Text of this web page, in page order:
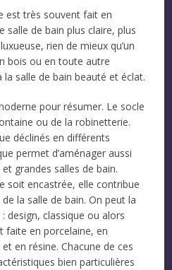
est très souvent fait en
salle de bain plus claire, plus
rien de mieux qu’un
bois ou en toute autre
salle de bain beauté et éclat.
pour résumer. Le socle
ou de la robinetterie.
déclinés en différents
permet d’aménager aussi
grandes salles de bain.
soit encastrée, elle contribue
la salle de bain. On peut la
design, classique ou alors
faite en porcelaine, en
en résine. Chacune de ces
bien particulières